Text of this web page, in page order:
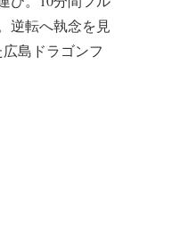
逆転へ執念を見
島ドラゴンフ